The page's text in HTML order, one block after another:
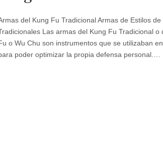
del Kung Fu Tradicional Armas de Estilos de
Las armas del Kung Fu Tradicional o
o Wu Chu son instrumentos que se utilizaban
poder optimizar la propia defensa personal.…